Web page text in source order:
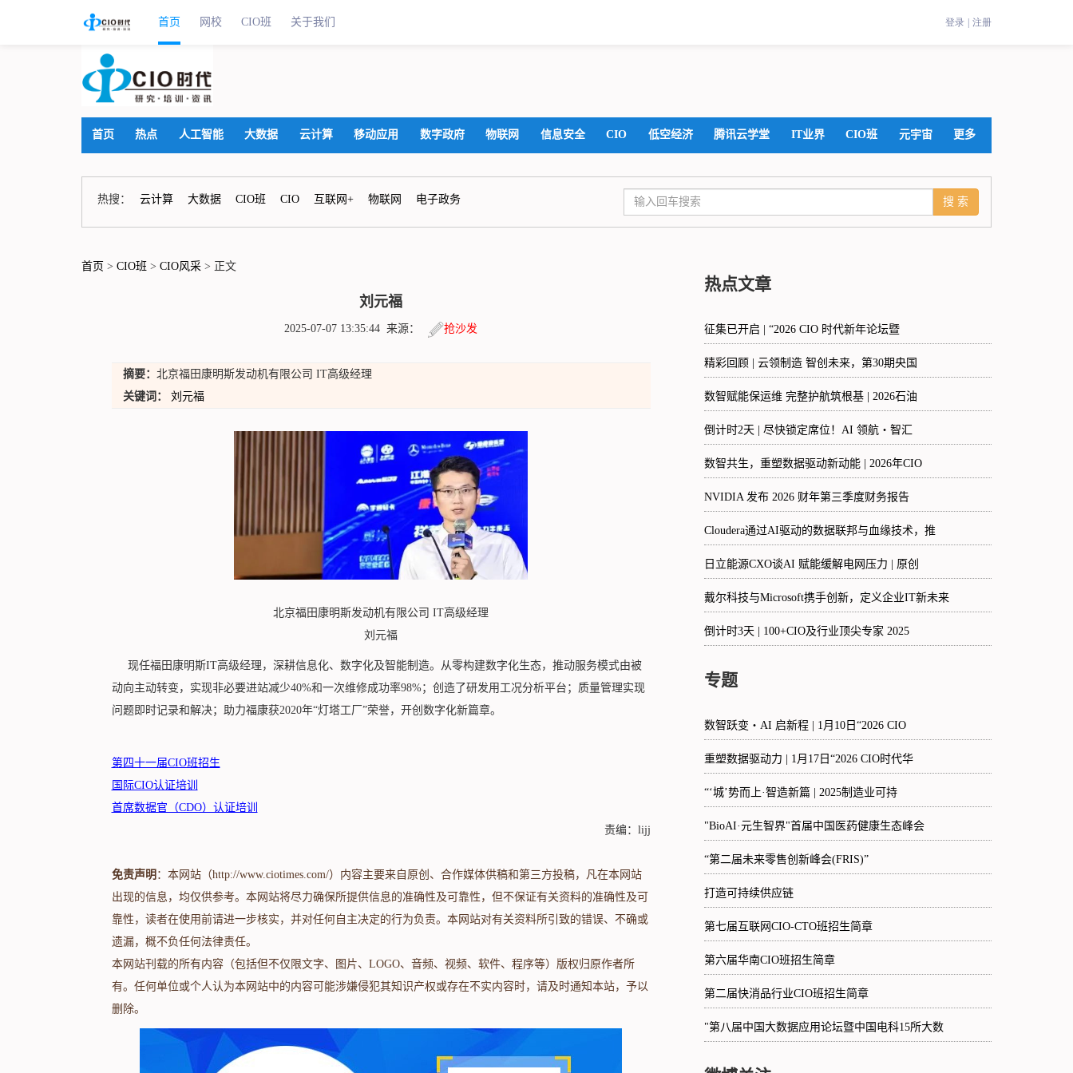
首页 网校 CIO班 关于我们
首页 热点 人工智能 大数据 云计算 移动应用 数字政府 物联网 信息安全 CIO 低空经济 腾讯云学堂 IT业界 CIO班 元宇宙 更多
热搜： 云计算 大数据 CIO班 CIO 互联网+ 物联网 电子政务
首页 > CIO班 > CIO风采 > 正文
刘元福
2025-07-07 13:35:44 来源： 抢沙发
摘要： 北京福田康明斯发动机有限公司 IT高级经理
关键词：
刘元福
北京福田康明斯发动机有限公司 IT高级经理
刘元福
现任福田康明斯IT高级经理，深耕信息化、数字化及智能制造。从零构建数字化生态，推动服务模式由被
动向主动转变，实现非必要进站减少40%和一次维修成功率98%；创造了研发用工况分析平台；质量管理实现
问题即时记录和解决；助力福康获2020年“灯塔工厂”荣誉，开创数字化新篇章。
第四十一届CIO班招生
国际CIO认证培训
首席数据官（CDO）认证培训
责编：lijj
免责声明 ：本网站（http://www.ciotimes.com/）内容主要来自原创、合作媒体供稿和第三方投稿，凡在本网站
出现的信息，均仅供参考。本网站将尽力确保所提供信息的准确性及可靠性，但不保证有关资料的准确性及可
靠性，读者在使用前请进一步核实，并对任何自主决定的行为负责。本网站对有关资料所引致的错误、不确或
遗漏，概不负任何法律责任。
本网站刊载的所有内容（包括但不仅限文字、图片、LOGO、音频、视频、软件、程序等）版权归原作者所
有。任何单位或个人认为本网站中的内容可能涉嫌侵犯其知识产权或存在不实内容时，请及时通知本站，予以
删除。
热点文章
征集已开启 | “2026 CIO 时代新年论坛暨
精彩回顾 | 云领制造 智创未来，第30期央国
数智赋能保运维 完整护航筑根基 | 2026石油
倒计时2天 | 尽快锁定席位！AI 领航・智汇
数智共生，重塑数据驱动新动能 | 2026年CIO
NVIDIA 发布 2026 财年第三季度财务报告
Cloudera通过AI驱动的数据联邦与血缘技术，推
日立能源CXO谈AI 赋能缓解电网压力 | 原创
戴尔科技与Microsoft携手创新，定义企业IT新未来
倒计时3天 | 100+CIO及行业顶尖专家 2025
专题
数智跃变・AI 启新程 | 1月10日“2026 CIO
重塑数据驱动力 | 1月17日“2026 CIO时代华
“‘城’势而上·智造新篇 | 2025制造业可持
"BioAI·元生智界"首届中国医药健康生态峰会
“第二届未来零售创新峰会(FRIS)”
打造可持续供应链
第七届互联网CIO-CTO班招生简章
第六届华南CIO班招生简章
第二届快消品行业CIO班招生简章
"第八届中国大数据应用论坛暨中国电科15所大数